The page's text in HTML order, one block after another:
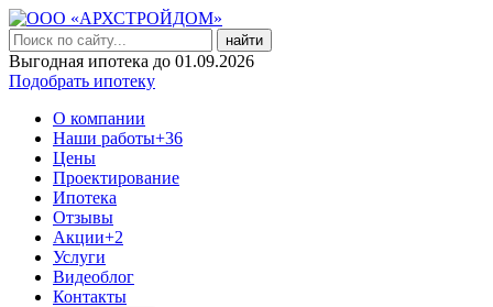
найти
Выгодная ипотека до 01.09.2026
Подобрать ипотеку
О компании
Наши работы+36
Цены
Проектирование
Ипотека
Отзывы
Акции+2
Услуги
Видеоблог
Контакты